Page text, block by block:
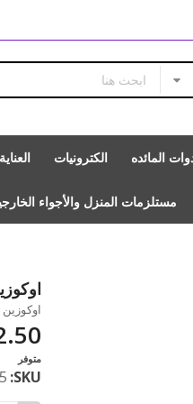
المائده الكترونيات
مستلزمات المنزل والأجواء
اوكوزين صحن
متوفر
SKU